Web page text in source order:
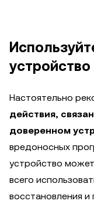
устройство
Настоятельно
действия,
доверенном
вредоносных
устройство
всего
восстановления и